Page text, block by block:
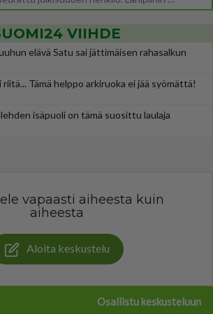
VIIHDE
elävä Satu sai jättimäisen rahasalkun
Tämä helppo arkiruoka ei jää syömättä!
isäpuoli on tämä suosittu laulaja
vapaasti aiheesta kuin
aiheesta
Aloita keskustelu
Osallistu keskusteluun